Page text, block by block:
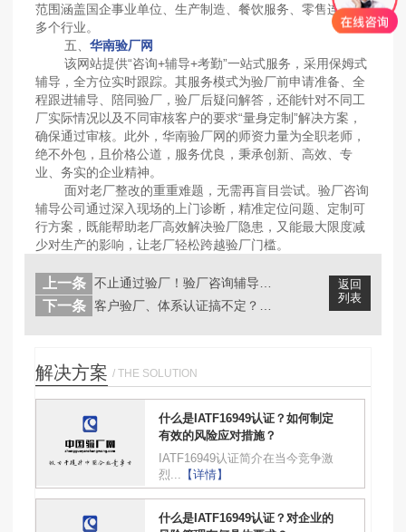
范围涵盖国企事业单位、生产制造、餐饮服务、零售连锁等
多个行业。
五、华南验厂网
该网站提供“咨询+辅导+考勤”一站式服务，采用保姆式
辅导，全方位实时跟踪。其服务模式为验厂前申请准备、全
程跟进辅导、陪同验厂，验厂后疑问解答，还能针对不同工
厂实际情况以及不同审核客户的要求“量身定制”解决方案，
确保通过审核。此外，华南验厂网的师资力量为全职老师，
绝不外包，且价格公道，服务优良，秉承创新、高效、专
业、务实的企业精神。
面对老厂整改的重重难题，无需再盲目尝试。验厂咨询
辅导公司通过深入现场的上门诊断，精准定位问题、定制可
行方案，既能帮助老厂高效解决验厂隐患，又能最大限度减
少对生产的影响，让老厂轻松跨越验厂门槛。
返回
列表
上一条
下一条
解决方案 / THE SOLUTION
什么是IATF16949认证？如何制定
有效的风险应对措施？
IATF16949认证简介在当今竞争激
烈...
【详情】
什么是IATF16949认证？对企业的